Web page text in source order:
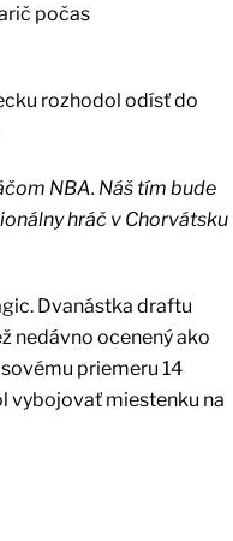
počas
rozhodol odísť do
NBA. Náš tím bude
hráč v Chorvátsku
Dvanástka draftu
nedávno ocenený ako
priemeru 14
vybojovať miestenku na